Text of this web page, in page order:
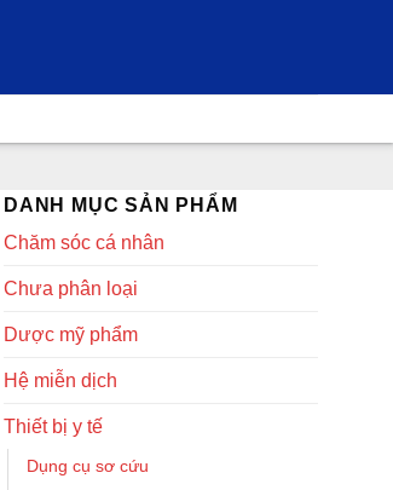
DANH MỤC SẢN PHẨM
Chăm sóc cá nhân
Chưa phân loại
Dược mỹ phẩm
Hệ miễn dịch
Thiết bị y tế
Dụng cụ sơ cứu